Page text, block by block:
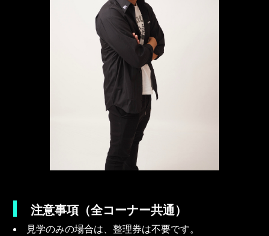
注意事項（全コーナー共通）
見学のみの場合は、整理券は不要です。